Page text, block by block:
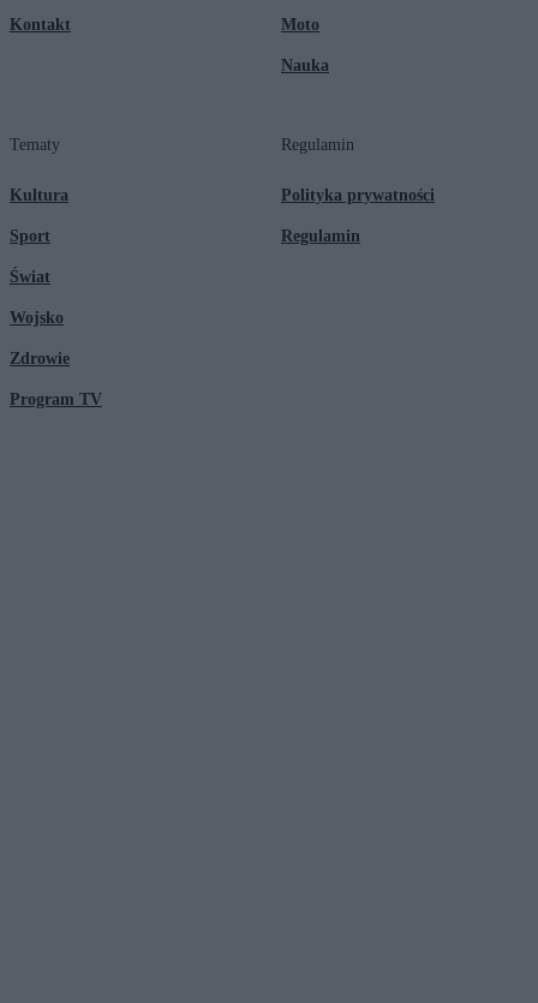
Kontakt Moto
Nauka
Tematy
Kultura
Sport
Świat
Wojsko
Zdrowie
Program TV
Regulamin
Polityka prywatności
Regulamin